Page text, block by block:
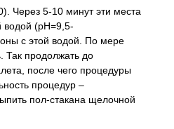
Через 5-10 минут эти места
водой (pH=9,5-
с этой водой. По мере
Так продолжать до
после чего процедуры
процедур –
пол-стакана щелочной